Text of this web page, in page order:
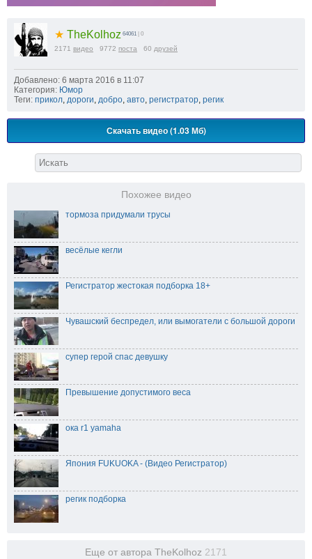
★ TheKolhoz 64061 | 0
2171 видео 9772 поста 60 друзей
Добавлено: 6 марта 2016 в 11:07
Категория: Юмор
Теги: прикол, дороги, добро, авто, регистратор, регик
Скачать видео (1.03 Мб)
Похожее видео
тормоза придумали трусы
весёлые кегли
Регистратор жестокая подборка 18+
Чувашский беспредел, или вымогатели с большой дороги
супер герой спас девушку
Превышение допустимого веса
ока r1 yamaha
Япония FUKUOKA - (Видео Регистратор)
регик подборка
Еще от автора TheKolhoz 2171